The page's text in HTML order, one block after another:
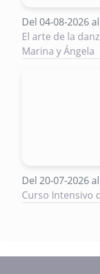
Del 04-08-2026
El arte de la
Marina y Ángela
Del 20-07-2026
Curso Intensivo